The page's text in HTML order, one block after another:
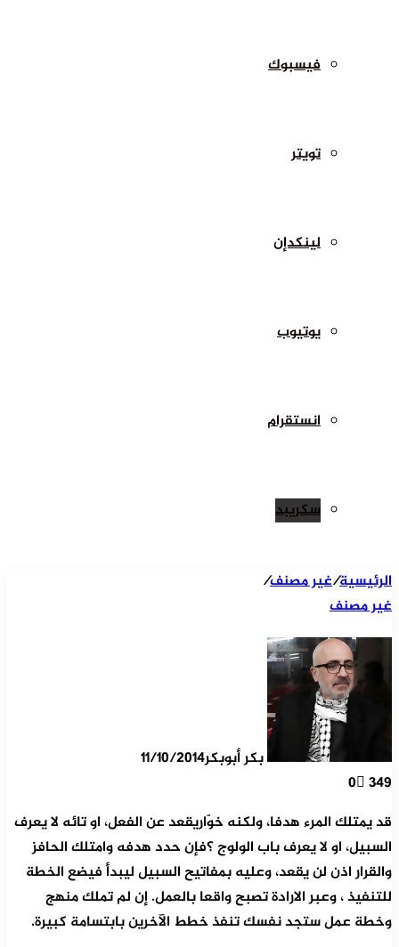
فيسبوك
تويتر
لينكدإن
يوتيوب
انستقرام
سكريبد
الرئيسية/غير مصنف/
غير مصنف
بكر أبوبكر11/10/2014
0 349
قد يمتلك المرء هدفا، ولكنه خوّاريقعد عن الفعل، او تائه لا يعرف
السبيل، او لا يعرف باب الولوج ؟فإن حدد هدفه وامتلك الحافز
والقرار اذن لن يقعد، وعليه بمفاتيح السبيل ليبدأ فيضع الخطة
للتنفيذ ، وعبر الارادة تصبح واقعا بالعمل. إن لم تملك منهج
وخطة عمل ستجد نفسك تنفذ خطط الآخرين بابتسامة كبيرة.